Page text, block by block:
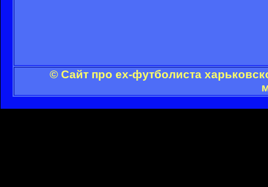
© Сайт про ex-футболиста